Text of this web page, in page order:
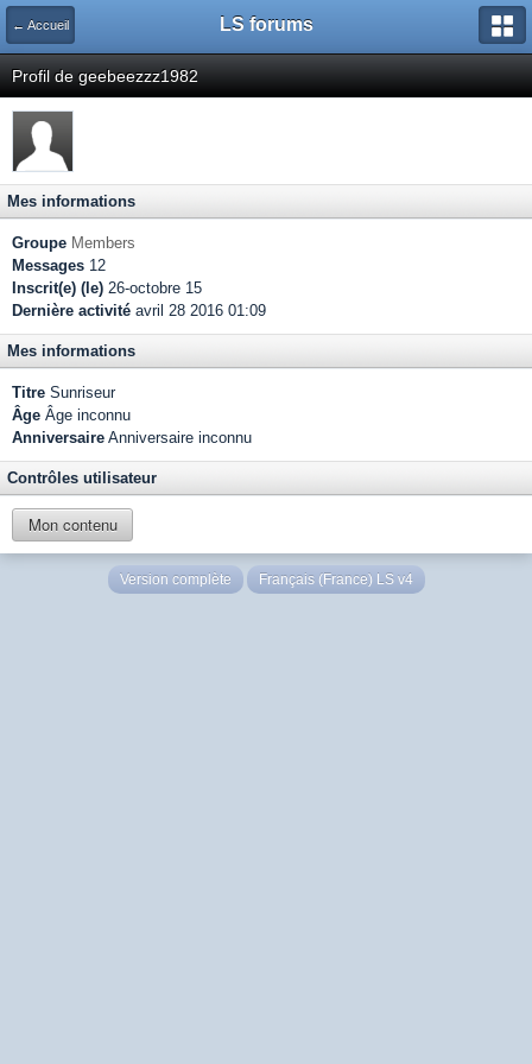
← Accueil LS forums
Profil de geebeezzz1982
Mes informations
Groupe Members
Messages 12
Inscrit(e) (le) 26-octobre 15
Dernière activité avril 28 2016 01:09
Mes informations
Titre Sunriseur
Âge Âge inconnu
Anniversaire Anniversaire inconnu
Contrôles utilisateur
Mon contenu
Version complète Français (France) LS v4